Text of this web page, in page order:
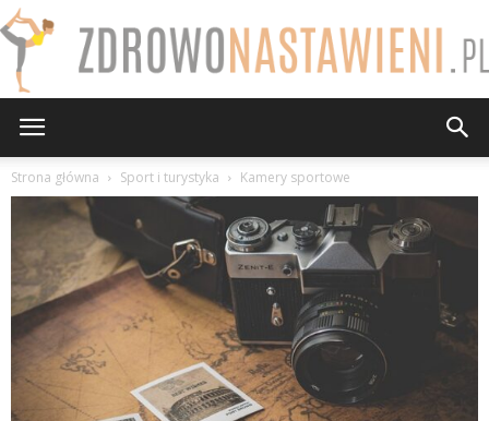
Strona główna Sport i turystyka Kamery sportowe